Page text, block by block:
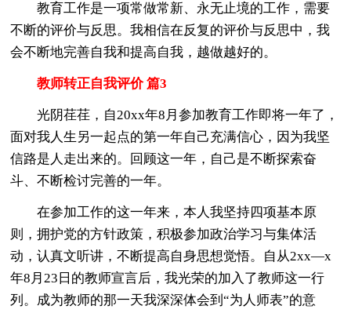
教育工作是一项常做常新、永无止境的工作，需要
不断的评价与反思。我相信在反复的评价与反思中，我
会不断地完善自我和提高自我，越做越好的。
教师转正自我评价 篇3
光阴荏荏，自20xx年8月参加教育工作即将一年了，
面对我人生另一起点的第一年自己充满信心，因为我坚
信路是人走出来的。回顾这一年，自己是不断探索奋
斗、不断检讨完善的一年。
在参加工作的这一年来，本人我坚持四项基本原
则，拥护党的方针政策，积极参加政治学习与集体活
动，认真文听讲，不断提高自身思想觉悟。自从2xx—x
年8月23日的教师宣言后，我光荣的加入了教师这一行
列。成为教师的那一天我深深体会到“为人师表”的意